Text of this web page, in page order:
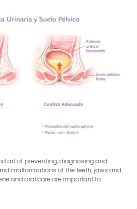
art of preventing, diagnosing and
malformations of the teeth, jaws and
and oral care are important to